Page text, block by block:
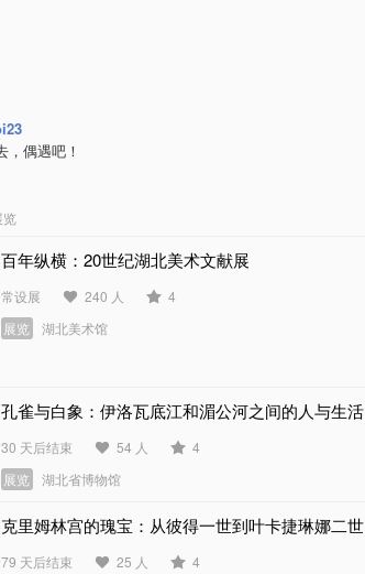
，偶遇吧！
览
百年纵横：20世纪湖北美术文献展
常设展 240 人
4
展览
湖北美术馆
孔雀与白象：伊洛瓦底江和湄公河之间的人与生活
30 天后结束 54 人
4
展览
湖北省博物馆
克里姆林宫的瑰宝：从彼得一世到叶卡捷琳娜二世
79 天后结束 25 人 4